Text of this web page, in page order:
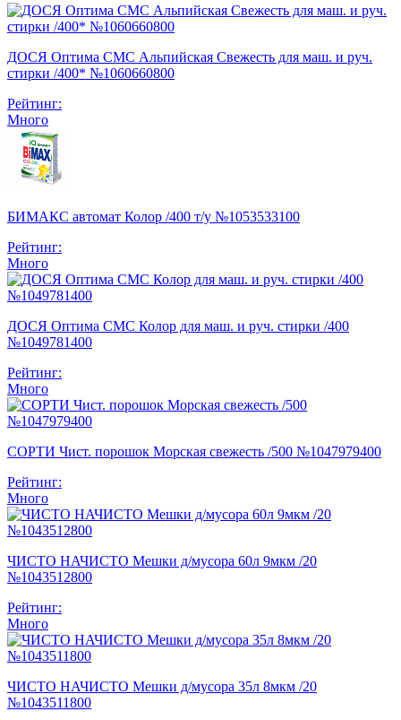
ДОСЯ Оптима СМС Альпийская Свежесть для маш. и руч.
стирки /400* №1060660800
Рейтинг:
Много
БИМАКС автомат Колор /400 т/у №1053533100
Рейтинг:
Много
ДОСЯ Оптима СМС Колор для маш. и руч. стирки /400
№1049781400
Рейтинг:
Много
СОРТИ Чист. порошок Морская свежесть /500 №1047979400
Рейтинг:
Много
ЧИСТО НАЧИСТО Мешки д/мусора 60л 9мкм /20
№1043512800
Рейтинг:
Много
ЧИСТО НАЧИСТО Мешки д/мусора 35л 8мкм /20
№1043511800